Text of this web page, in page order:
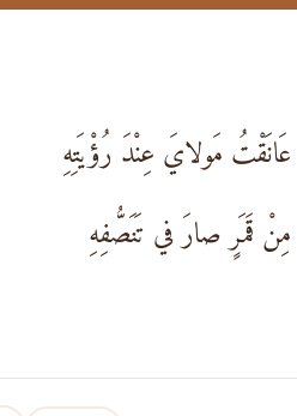
عَانَقْتُ مَولايَ عِنْدَ رُؤْيَتِهِ
مِنْ قَمَرٍ صارَ في تَنَصُّفِهِ